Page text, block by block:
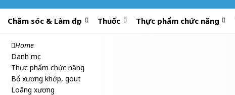
Chăm sóc & Làm đẹp Thuốc Thực phẩm chức năng
Home
Danh mục
Thực phẩm chức năng
Bổ xương khớp, gout
Loãng xương